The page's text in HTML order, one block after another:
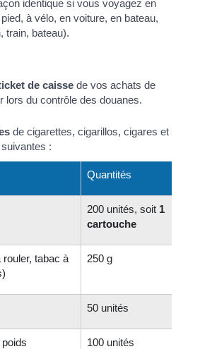
identique si vous voyagez en
à vélo, en voiture, en bateau,
train, bateau).
de caissede vos achats de
lors du contrôle des douanes.
de cigarettes, cigarillos, cigares et
:
Quantités
200 unités, soit 1
cartouche
tabac à
250 g
50 unités
100 unités